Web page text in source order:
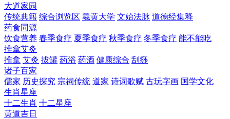
大道家园
传统典籍 综合浏览区 羲黄大学 文始法脉 道德经集释
药食同源
饮食营养 春季食疗 夏季食疗 秋季食疗 冬季食疗 能不能吃
推拿艾灸
推拿 艾灸 拔罐 药浴 药酒 健康综合 刮痧
诸子百家
儒家 历史探究 宗祠传统 道家 诗词歌赋 古玩字画 国学文化
生肖星座
十二生肖 十二星座
黄道吉日